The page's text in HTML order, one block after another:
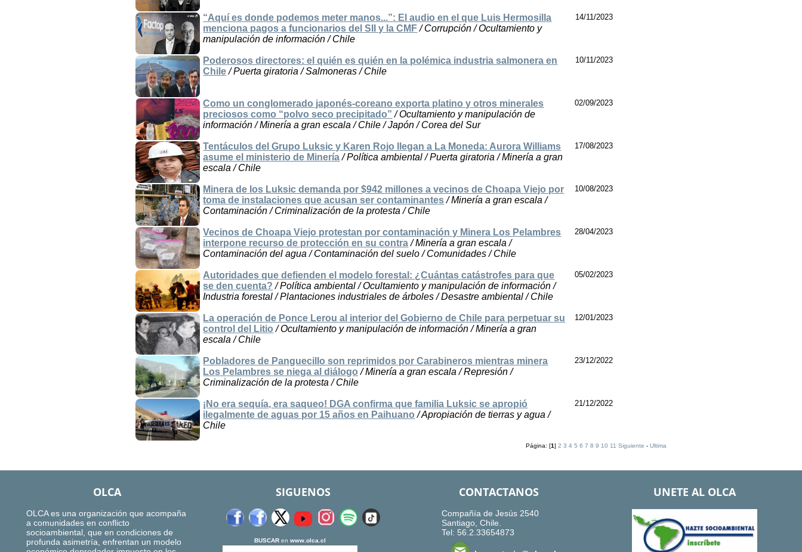
“Aquí es donde podemos meter manos...”: El audio en el que Luis Hermosilla
menciona pagos a funcionarios del SII y la CMF/ Corrupción / Ocultamiento y
manipulación de información / Chile
14/11/2023
Poderosos directores: el quién es quién en la polémica industria salmonera en
Chile/ Puerta giratoria / Salmoneras / Chile
10/11/2023
Como un conglomerado japonés-coreano exporta platino y otros minerales
preciosos como “polvo seco precipitado” / Ocultamiento y manipulación de
información / Minería a gran escala / Chile / Japón / Corea del Sur
02/09/2023
Tentáculos del Grupo Luksic y Karen Rojo llegan a La Moneda: Aurora Williams
asume el ministerio de Minería/ Política ambiental / Puerta giratoria / Minería a gran
escala / Chile
17/08/2023
Minera de los Luksic demanda por $942 millones a vecinos de Choapa Viejo por
toma de instalaciones que acusan ser contaminantes/ Minería a gran escala /
Contaminación / Criminalización de la protesta / Chile
10/08/2023
Vecinos de Choapa Viejo protestan por contaminación y Minera Los Pelambres
interpone recurso de protección en su contra/ Minería a gran escala /
Contaminación del agua / Contaminación del suelo / Comunidades / Chile
28/04/2023
Autoridades que defienden el modelo forestal: ¿Cuántas catástrofes para que
se den cuenta? / Política ambiental / Ocultamiento y manipulación de información /
Industria forestal / Plantaciones industriales de árboles / Desastre ambiental / Chile
05/02/2023
La operación de Ponce Lerou al interior del Gobierno de Chile para perpetuar su
control del Litio / Ocultamiento y manipulación de información / Minería a gran
escala / Chile
12/01/2023
Pobladores de Panguecillo son reprimidos por Carabineros mientras minera
Los Pelambres se niega al diálogo / Minería a gran escala / Represión /
Criminalización de la protesta / Chile
23/12/2022
¡No era sequía, era saqueo! DGA confirma que familia Luksic se apropió
ilegalmente de aguas por 15 años en Paihuano / Apropiación de tierras y agua /
Chile
21/12/2022
Página: [1] 2 3 4 5 6 7 8 9 10 11 Siguiente - Ultima
OLCA
OLCA es una organización que acompaña
a comunidades en conflicto
socioambiental, que en condiciones de
profunda asimetría, enfrentan un modelo
SIGUENOS
BUSCARen www.olca.cl
CONTACTANOS
Compañía de Jesús 2540
Santiago, Chile.
Tel: 56.2.33654873
UNETE AL OLCA